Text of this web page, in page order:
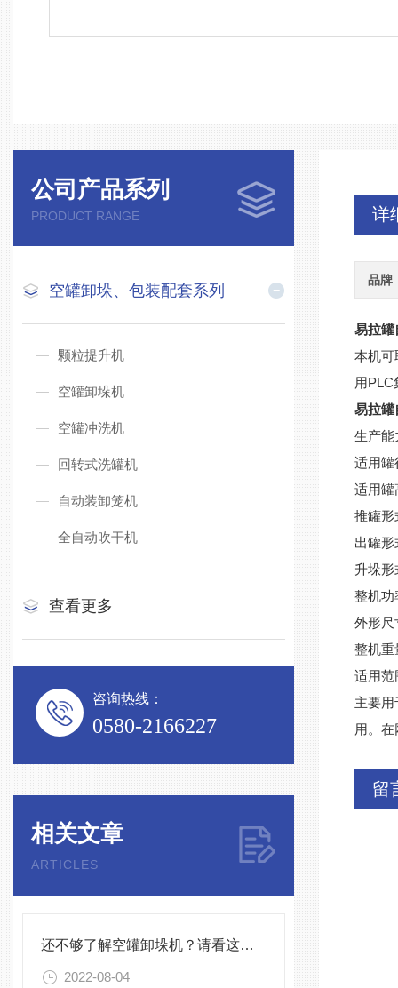
公司产品系列
PRODUCT RANGE
空罐卸垛、包装配套系列
颗粒提升机
空罐卸垛机
空罐冲洗机
回转式洗罐机
自动装卸笼机
全自动吹干机
查看更多
咨询热线：
0580-2166227
相关文章
ARTICLES
还不够了解空罐卸垛机？请看这里！
2022-08-04
详
品牌
易拉罐
本机可
用PLC
易拉罐
生产能
适用罐
适用罐
推罐形
出罐
升垛
整机功
外形尺
整机重
适用范
主要
用。
留